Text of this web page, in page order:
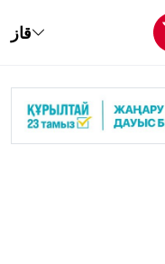
قاز